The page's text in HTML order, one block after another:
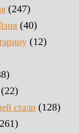
(247)
(40)
(12)
(22)
стали (128)